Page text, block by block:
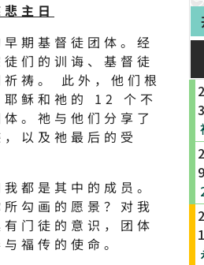
主日
期基督徒团体。经
们的训诲、基督徒
祷。 此外，他们根
耶稣和祂的 12 个不
。祂与他们分享了
以及祂最后的受
都是其中的成员。
勾画的愿景？对我
门徒的意识，团体
福传的使命。